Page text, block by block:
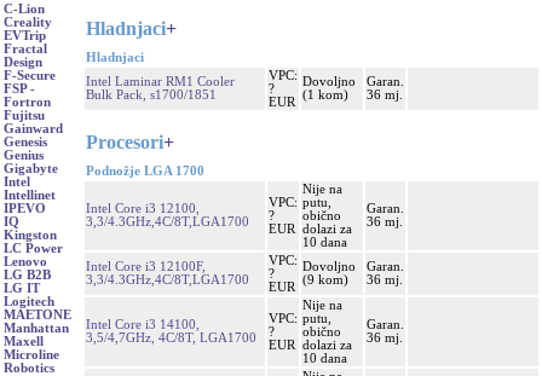
C-Lion
Creality
EVTrip
Fractal
Design
F-Secure
FSP -
Fortron
Fujitsu
Gainward
Genesis
Genius
Gigabyte
Intel
Intellinet
IPEVO
IQ
Kingston
LC Power
Lenovo
LG B2B
LG IT
Logitech
MAETONE
Manhattan
Maxell
Microline
Robotics
Hladnjaci+
Hladnjaci
Intel Laminar RM1 Cooler
Bulk Pack, s1700/1851
VPC:
?
EUR
Dovoljno
(1 kom)
Garan.
36 mj.
Procesori+
Podnožje LGA 1700
Intel Core i3 12100,
3,3/4.3GHz,4C/8T,LGA1700
VPC:
?
EUR
Nije na
putu,
obično
dolazi za
10 dana
Garan.
36 mj.
Intel Core i3 12100F,
3,3/4.3GHz,4C/8T,LGA1700
VPC:
?
EUR
Dovoljno
(9 kom)
Garan.
36 mj.
Intel Core i3 14100,
3,5/4,7GHz, 4C/8T, LGA1700
VPC:
?
EUR
Nije na
putu,
obično
dolazi za
10 dana
Garan.
36 mj.